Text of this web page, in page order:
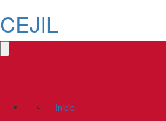
CEJIL
Inicio